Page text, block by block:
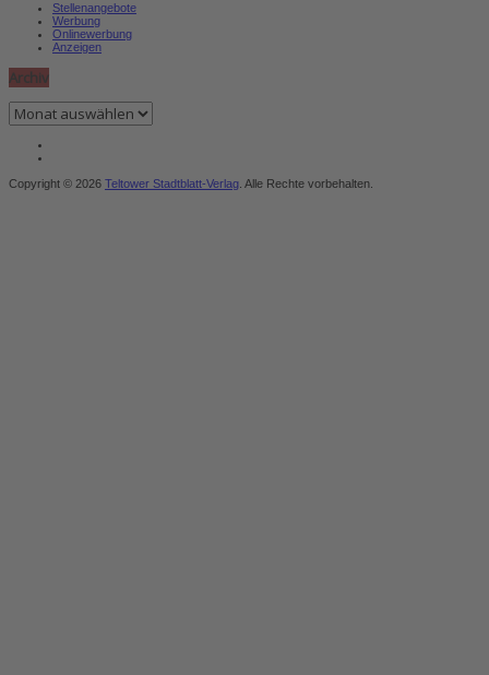
Stellenangebote
Werbung
Onlinewerbung
Anzeigen
Archiv
Archiv
Copyright © 2026 Teltower Stadtblatt-Verlag . Alle Rechte vorbehalten.